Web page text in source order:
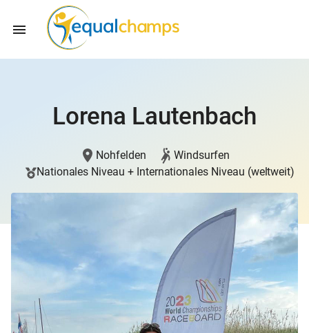
Lorena Lautenbach
Nohfelden
Windsurfen
Nationales Niveau + Internationales Niveau (weltweit)